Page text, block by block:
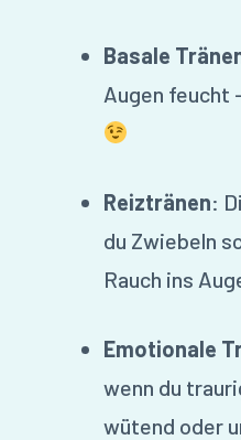
Basale
Augen feucht
Reiztränen:
du Zwiebeln
Rauch ins
Emotionale
wenn du
wütend oder